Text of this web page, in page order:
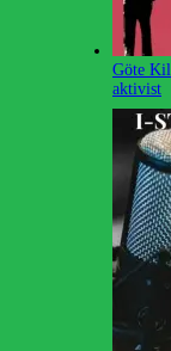
Göte
aktivist